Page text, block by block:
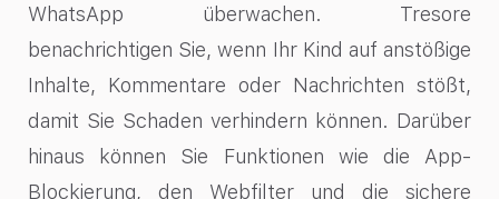
WhatsApp überwachen. Tresore
benachrichtigen Sie,wenn IhrKind auf anstößige
Inhalte, Kommentare oder Nachrichten stößt,
damit Sie Schaden verhindern können. Darüber
hinaus
können Sie Funktionen wie die App-
Blockierung, den Webfilter und die sichere